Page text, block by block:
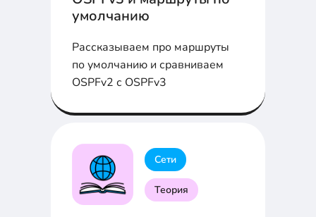
умолчанию
Рассказываем про маршруты
по умолчанию и сравниваем
OSPFv2 с OSPFv3
Сети
Теория